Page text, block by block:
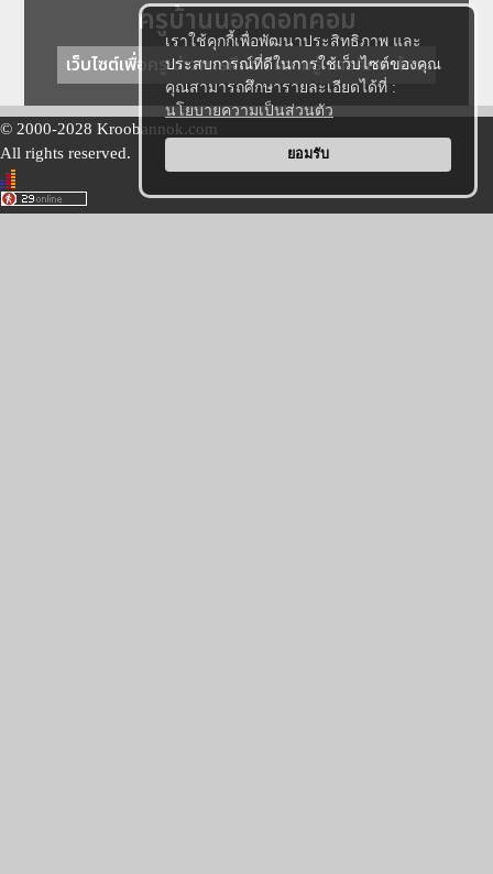
เราใช้คุกกี้เพื่อพัฒนาประสิทธิภาพ และ
ประสบการณ์ที่ดีในการใช้เว็บไซต์ของคุณ
คุณสามารถศึกษารายละเอียดได้ที่ :
นโยบายความเป็นส่วนตัว
ยอมรับ
ครูบ้านนอกดอทคอม
เว็บไซต์เพื่อครู ข่าวการศึกษา ความรู้ การศึกษาไทย
© 2000-2028 Kroobannok.com
All rights reserved.